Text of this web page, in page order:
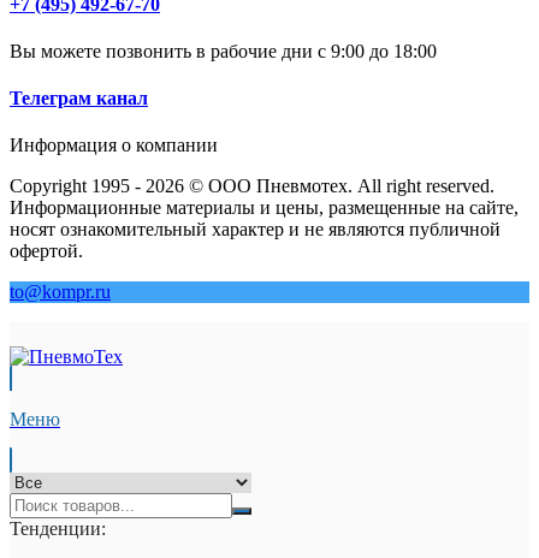
Вы можете позвонить в рабочие дни с 9:00 до 18:00
Телеграм канал
Информация о компании
Copyright 1995 - 2026 © ООО Пневмотех. All right reserved.
Информационные материалы и цены, размещенные на сайте,
носят ознакомительный характер и не являются публичной
офертой.
to@kompr.ru
Меню
Тенденции: